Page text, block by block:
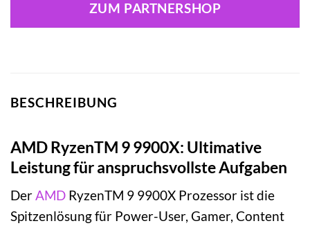
ZUM PARTNERSHOP
BESCHREIBUNG
AMD RyzenTM 9 9900X: Ultimative
Leistung für anspruchsvollste Aufgaben
DerAMD RyzenTM 9 9900X Prozessor ist die
Spitzenlösung für Power-User, Gamer, Content